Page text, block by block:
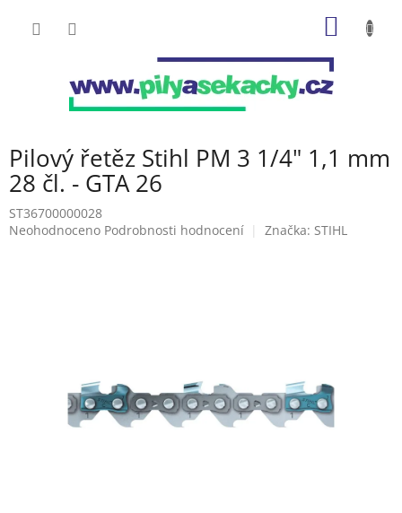
Pilový řetěz Stihl PM 3 1/4" 1,1 mm
28 čl. - GTA 26
ST36700000028
Průměrné
Neohodnoceno Podrobnosti hodnocení Značka: STIHL